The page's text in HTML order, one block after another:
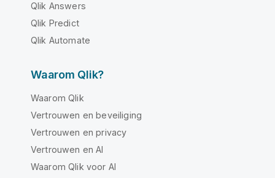
Qlik Answers
Qlik Predict
Qlik Automate
Waarom Qlik?
Waarom Qlik
Vertrouwen en beveiliging
Vertrouwen en privacy
Vertrouwen en AI
Waarom Qlik voor AI